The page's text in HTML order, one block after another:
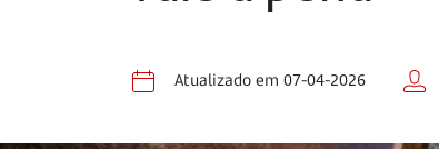
Atualizado em 07-04-2026